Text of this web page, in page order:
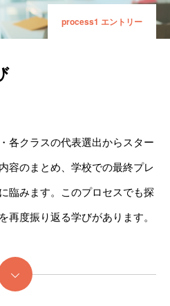
TWICE WEB
process1 エントリー
各クラスの代表選出からスター
容のまとめ、学校での最終プレ
臨みます。このプロセスでも探
再度振り返る学びがあります。